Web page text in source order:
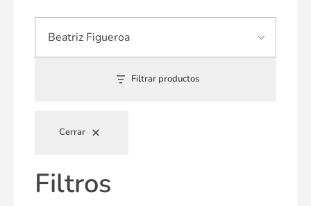
Filtrar productos
Cerrar
Filtros